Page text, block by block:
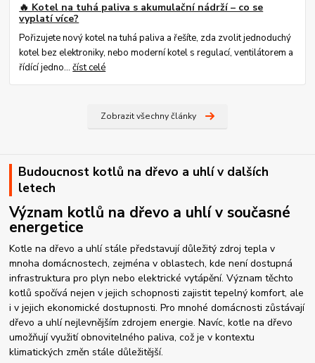
🔥 Kotel na tuhá paliva s akumulační nádrží – co se
vyplatí více?
Pořizujete nový kotel na tuhá paliva a řešíte, zda zvolit jednoduchý
kotel bez elektroniky, nebo moderní kotel s regulací, ventilátorem a
řídící jedno...číst celé
Zobrazit všechny články
Budoucnost kotlů na dřevo a uhlí v dalších
letech
Význam kotlů na dřevo a uhlí v současné
energetice
Kotle na dřevo a uhlí stále představují důležitý zdroj tepla v
mnoha domácnostech, zejména v oblastech, kde není dostupná
infrastruktura pro plyn nebo elektrické vytápění. Význam těchto
kotlů spočívá nejen v jejich schopnosti zajistit tepelný komfort, ale
i v jejich ekonomické dostupnosti. Pro mnohé domácnosti zůstávají
dřevo a uhlí nejlevnějším zdrojem energie. Navíc, kotle na dřevo
umožňují využití obnovitelného paliva, což je v kontextu
klimatických změn stále důležitější.